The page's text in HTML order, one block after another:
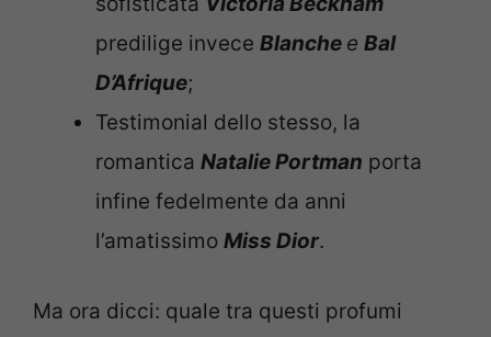
predilige invece Blanche e Bal
D’Afrique;
Testimonial dello stesso, la
romantica Natalie Portman porta
infine fedelmente da anni
l’amatissimo Miss Dior.
Ma ora dicci: quale tra questi profumi